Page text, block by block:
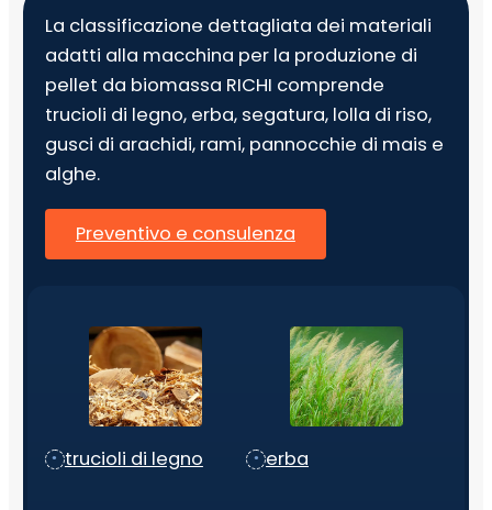
La classificazione dettagliata dei materiali
adatti alla macchina per la produzione di
pellet da biomassa RICHI comprende
trucioli di legno, erba, segatura, lolla di riso,
gusci di arachidi, rami, pannocchie di mais e
alghe.
Preventivo e consulenza
trucioli di legno erba